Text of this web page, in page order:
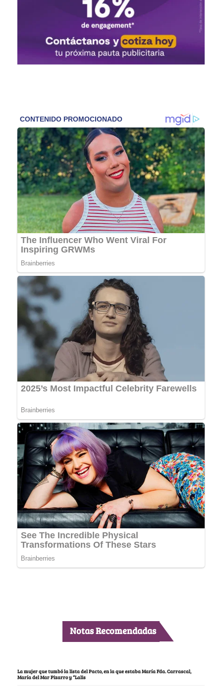
Notas Recomendadas
La mujer que tumbó la lista del Pacto, en la que estaba María Fda. Carrascal,
María del Mar Pizarro y “Lalis